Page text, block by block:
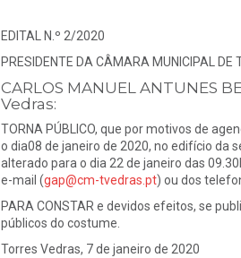
EDITAL N.º 2/2020
PRESIDENTE DA CÂMARA MUNICIPAL
CARLOS MANUEL ANTUNES
Vedras:
TORNA PÚBLICO, que por motivos de
o dia08 de janeiro de 2020, no edifício da
alterado para o dia 22 de janeiro das
e-mail (gap@cm-tvedras.pt) ou dos
PARA CONSTAR e devidos efeitos, se
públicos do costume.
Torres Vedras, 7 de janeiro de 2020